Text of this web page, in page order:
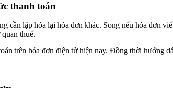
thanh toán
lập hóa lại hóa đơn khác. Song nếu hóa đơn
thuế.
trên hóa đơn điện tử hiện nay. Đồng thời hướng